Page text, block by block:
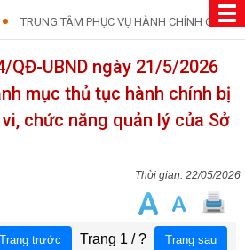
TRUNG TÂM PHỤC VỤ HÀNH CHÍNH CÔNG
QĐ-UBND ngày 21/5/2026
mục thủ tục hành chính bị
chức năng quản lý của Sở
22/05/2026